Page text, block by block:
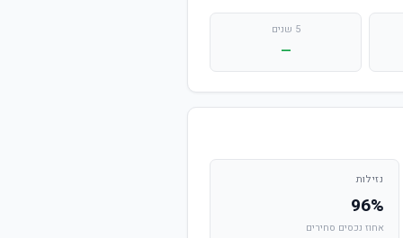
5 שנים
—
נזילות
96%
אחוז נכסים סחירים